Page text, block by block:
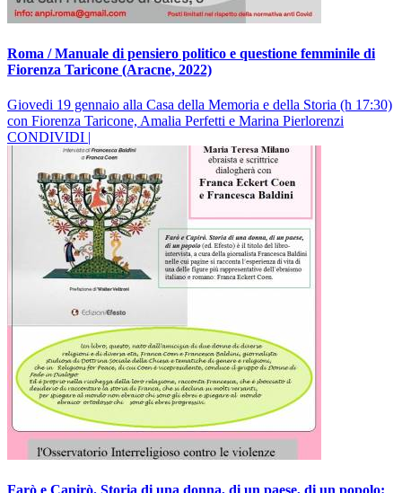
Roma / Manuale di pensiero politico e questione femminile di
Fiorenza Taricone (Aracne, 2022)
Giovedi 19 gennaio alla Casa della Memoria e della Storia (h 17:30)
con Fiorenza Taricone, Amalia Perfetti e Marina Pierlorenzi
CONDIVIDI |